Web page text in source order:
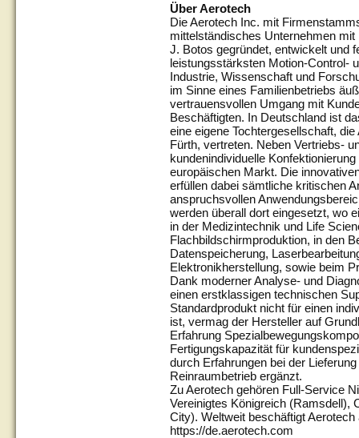
Über Aerotech
Die Aerotech Inc. mit
mittelständisches Unternehmen
J. Botos gegründet, entwickelt und
leistungsstärksten Motion-Control-
Industrie, Wissenschaft und
im Sinne eines Familienbetriebs
vertrauensvollen Umgang mit
Beschäftigten. In Deutschland ist
eine eigene Tochtergesellschaft,
Fürth, vertreten. Neben Vertriebs-
kundenindividuelle
europäischen Markt. Die
erfüllen dabei sämtliche kritischen
anspruchsvollen
werden überall dort eingesetzt, wo
in der Medizintechnik und Life
Flachbildschirmproduktion, in den
Datenspeicherung,
Elektronikherstellung, sowie beim
Dank moderner Analyse- und
einen erstklassigen technischen
Standardprodukt nicht für einen
ist, vermag der Hersteller auf
Erfahrung
Fertigungskapazität für
durch Erfahrungen bei der
Reinraumbetrieb ergänzt.
Zu Aerotech gehören Full-Service
Vereinigtes Königreich (Ramsdell),
City). Weltweit beschäftigt
https://de.aerotech.com